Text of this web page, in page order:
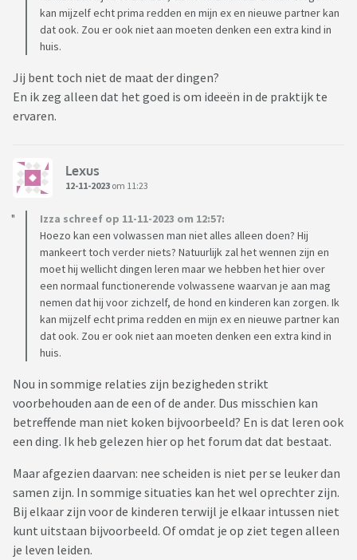
kan mijzelf echt prima redden en mijn ex en nieuwe partner kan
dat ook. Zou er ook niet aan moeten denken een extra kind in
huis.
Jij bent toch niet de maat der dingen?
En ik zeg alleen dat het goed is om ideeën in de praktijk te
ervaren.
Lexus
12-11-2023 om 11:23
Izza schreef op 11-11-2023 om 12:57:
Hoezo kan een volwassen man niet alles alleen doen? Hij
mankeert toch verder niets? Natuurlijk zal het wennen zijn en
moet hij wellicht dingen leren maar we hebben het hier over
een normaal functionerende volwassene waarvan je aan mag
nemen dat hij voor zichzelf, de hond en kinderen kan zorgen. Ik
kan mijzelf echt prima redden en mijn ex en nieuwe partner kan
dat ook. Zou er ook niet aan moeten denken een extra kind in
huis.
Nou in sommige relaties zijn bezigheden strikt
voorbehouden aan de een of de ander. Dus misschien kan
betreffende man niet koken bijvoorbeeld? En is dat leren ook
een ding. Ik heb gelezen hier op het forum dat dat bestaat.
Maar afgezien daarvan: nee scheiden is niet per se leuker dan
samen zijn. In sommige situaties kan het wel oprechter zijn.
Bij elkaar zijn voor de kinderen terwijl je elkaar intussen niet
kunt uitstaan bijvoorbeeld. Of omdat je op ziet tegen alleen
je leven leiden.